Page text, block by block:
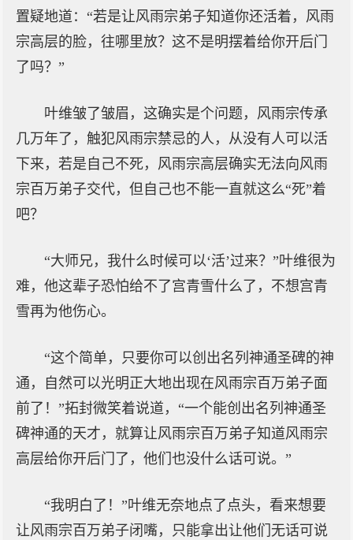
置疑地道：“若是让风雨宗弟子知道你还活着，风雨
宗高层的脸，往哪里放？这不是明摆着给你开后门
了吗？”
叶维皱了皱眉，这确实是个问题，风雨宗传承
几万年了，触犯风雨宗禁忌的人，从没有人可以活
下来，若是自己不死，风雨宗高层确实无法向风雨
宗百万弟子交代，但自己也不能一直就这么“死”着
吧？
“大师兄，我什么时候可以‘活’过来？”叶维很为
难，他这辈子恐怕给不了宫青雪什么了，不想宫青
雪再为他伤心。
“这个简单，只要你可以创出名列神通圣碑的神
通，自然可以光明正大地出现在风雨宗百万弟子面
前了！”拓封微笑着说道，“一个能创出名列神通圣
碑神通的天才，就算让风雨宗百万弟子知道风雨宗
高层给你开后门了，他们也没什么话可说。”
“我明白了！”叶维无奈地点了点头，看来想要
让风雨宗百万弟子闭嘴，只能拿出让他们无话可说